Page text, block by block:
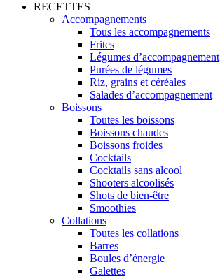
RECETTES
Accompagnements
Tous les accompagnements
Frites
Légumes d’accompagnement
Purées de légumes
Riz, grains et céréales
Salades d’accompagnement
Boissons
Toutes les boissons
Boissons chaudes
Boissons froides
Cocktails
Cocktails sans alcool
Shooters alcoolisés
Shots de bien-être
Smoothies
Collations
Toutes les collations
Barres
Boules d’énergie
Galettes